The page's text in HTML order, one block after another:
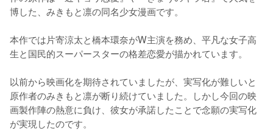
博した、みきもと凛の同名少女漫画です。
本作では片寄涼太と橋本環奈がW主演を務め、平凡な女子高
生と国民的スーパースターの格差恋愛が描かれています。
以前から映画化を期待されていましたが、実写化が難しいと
原作者のみきもと凛が断り続けていました。しかし今回の映
画製作陣の熱意に負け、彼女が承諾したことで念願の実写化
が実現したのです。